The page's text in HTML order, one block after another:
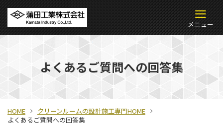
よくあるご質問への回答集
HOME
クリーンルームの設計施工専門HOME
よくあるご質問への回答集